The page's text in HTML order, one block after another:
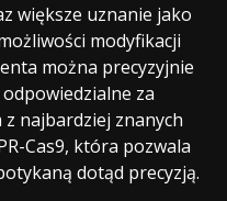
większe uznanie jako
modyfikacji
można precyzyjnie
za
najbardziej znanych
Cas9, która pozwala
dotąd precyzją.